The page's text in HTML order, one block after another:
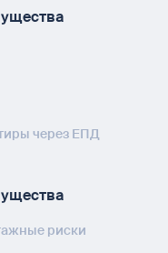
через ЕПД
риски